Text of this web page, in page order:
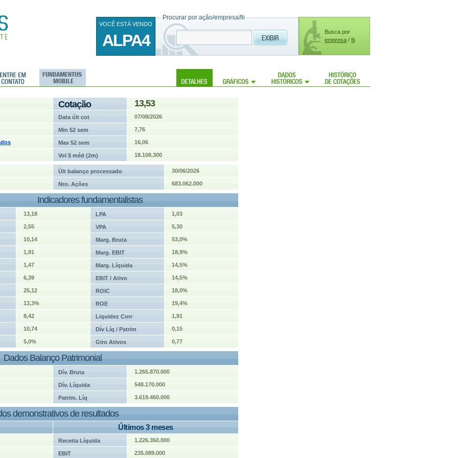
Busca por
empresa / fii
Procurar por ação/empresa/fii
VOCÊ ESTÁ VENDO
ALPA4
Cotação 13,53
Data últ cot 07/08/2026
Min 52 sem 7,76
Max 52 sem 16,06
Vol $ méd (2m) 18.108.300
Últ balanço processado 30/06/2026
Nro. Ações 683.062.000
Indicadores fundamentalistas
13,18 LPA 1,03
2,55 VPA 5,30
10,14 Marg. Bruta 53,0%
1,91 Marg. EBIT 18,9%
1,47 Marg. Líquida 14,5%
6,39 EBIT / Ativo 14,5%
25,12 ROIC 18,0%
13,3% ROE 19,4%
8,42 Liquidez Corr 1,91
10,74 Dív Líq / Patrim 0,15
5,0% Giro Ativos 0,77
Dados Balanço Patrimonial
Dív. Bruta 1.265.870.000
Dív. Líquida 548.170.000
Patrim. Líq 3.619.460.000
demonstrativos de resultados
Últimos 3 meses
Receita Líquida 1.226.350.000
EBIT 235.089.000